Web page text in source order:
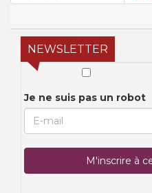
NEWSLETTER
Je ne suis pas un robot